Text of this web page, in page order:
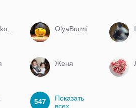
OlyaBurmi
Женя
547
Показать
всех